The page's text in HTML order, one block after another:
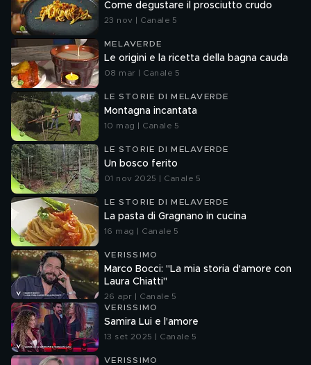
Come degustare il prosciutto crudo
23 nov | Canale 5
MELAVERDE
Le origini e la ricetta della bagna cauda
08 mar | Canale 5
LE STORIE DI MELAVERDE
Montagna incantata
10 mag | Canale 5
LE STORIE DI MELAVERDE
Un bosco ferito
01 nov 2025 | Canale 5
LE STORIE DI MELAVERDE
La pasta di Gragnano in cucina
16 mag | Canale 5
VERISSIMO
Marco Bocci: "La mia storia d'amore con
Laura Chiatti"
26 apr | Canale 5
VERISSIMO
Samira Lui e l'amore
13 set 2025 | Canale 5
VERISSIMO